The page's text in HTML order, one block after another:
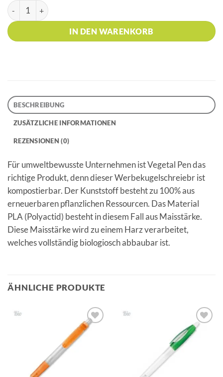
HK - VEGETAL PEN Black Kugelschreiber Menge
IN DEN WARENKORB
BESCHREIBUNG
ZUSÄTZLICHE INFORMATIONEN
REZENSIONEN (0)
Für umweltbewusste Unternehmen ist Vegetal Pen das
richtige Produkt, denn dieser Werbekugelschreiebr ist
kompostierbar. Der Kunststoff besteht zu 100% aus
erneuerbaren pflanzlichen Ressourcen. Das Material
PLA (Polyactid) besteht in diesem Fall aus Maisstärke.
Diese Maisstärke wird zu einem Harz verarbeitet,
welches vollständig biologiosch abbaubar ist.
ÄHNLICHE PRODUKTE
Auf die
Merkliste
Auf die
Merkliste